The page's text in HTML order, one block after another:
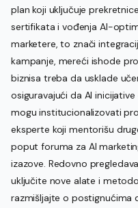
plan koji uključuje
sertifikata i vođenja AI-
marketere, to znači
kampanje, mereći ishode
biznisa treba da usklade
osiguravajući da AI
mogu institucionalizovati
eksperte koji mentorišu
poput foruma za AI
izazove. Redovno
uključite nove alate i
razmišljajte o postignućima